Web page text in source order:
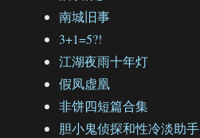
南城旧事
3+1=5?!
江湖夜雨十年灯
假凤虚凰
非饼四短篇合集
胆小鬼侦探和性冷淡助手